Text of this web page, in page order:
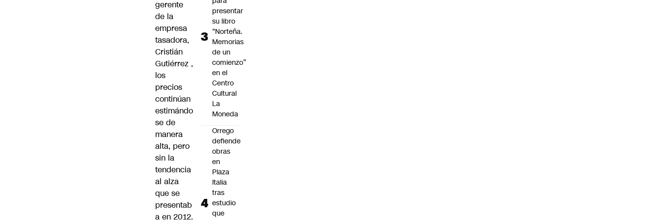
gerente
de la
empresa
tasadora,
Cristián
Gutiérrez ,
los
precios
continúan
estimándo
se de
manera
alta, pero
sin la
tendencia
al alza
que se
presentab
a en 2012.
presentar
su libro
“Norteña.
Memorias
de un
comienzo”
en el
Centro
Cultural
La
Moneda
Orrego
defiende
obras
en
Plaza
Italia
tras
estudio
que